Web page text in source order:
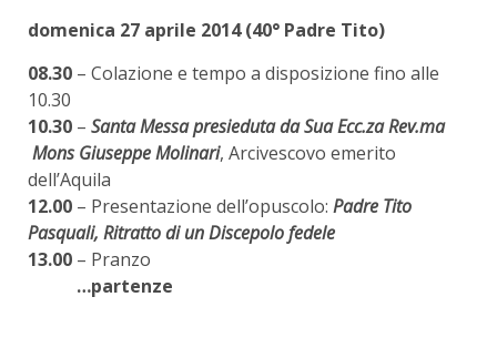
domenica 27 aprile 2014 (40° Padre Tito)
08.30 – Colazione e tempo a disposizione fino alle
10.30
10.30 – Santa Messa presieduta da Sua Ecc.za Rev.ma
Mons Giuseppe Molinari, Arcivescovo emerito
dell’Aquila
12.00 – Presentazione dell’opuscolo: Padre Tito
Pasquali, Ritratto di un Discepolo fedele
13.00 – Pranzo
…partenze